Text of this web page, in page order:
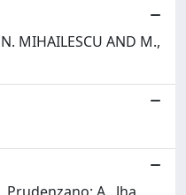
MIHAILESCU AND M.,